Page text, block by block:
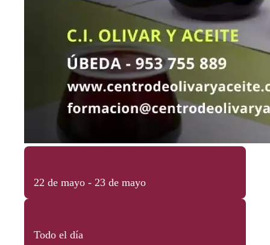
22 de mayo - 23 de mayo
Todo el día